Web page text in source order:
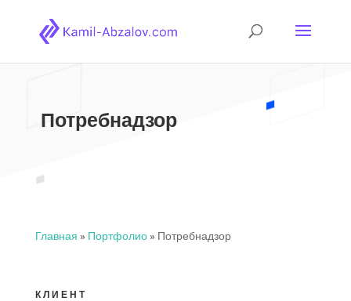
Потребнадзор
Главная » Портфолио» Потребнадзор
КЛИЕНТ